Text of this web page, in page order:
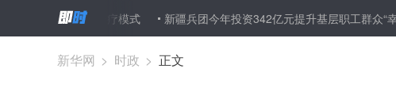
学科协作诊疗模式 新疆兵团今年投资342亿元提升基层职工群众“幸福指数”
新华网 > 时政 > 正文